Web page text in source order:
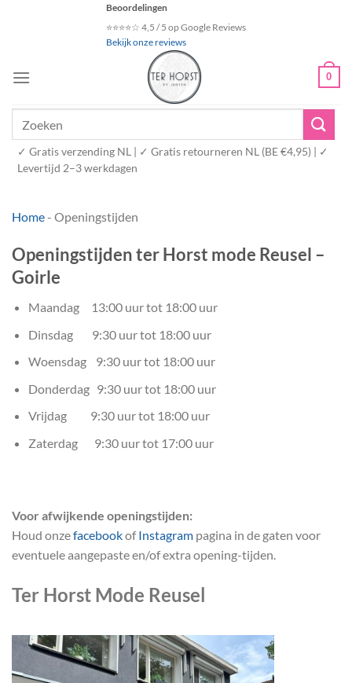
Beoordelingen
⭐⭐⭐⭐☆ 4,5 / 5 op Google Reviews
Bekijk onze reviews
0
✓ Gratis verzending NL | ✓ Gratis retourneren NL (BE €4,95) | ✓
Levertijd 2–3 werkdagen
Home- Openingstijden
Openingstijden ter Horst mode Reusel –
Goirle
Maandag 13:00 uur tot 18:00 uur
Dinsdag 9:30 uur tot 18:00 uur
Woensdag 9:30 uur tot 18:00 uur
Donderdag 9:30 uur tot 18:00 uur
Vrijdag 9:30 uur tot 18:00 uur
Zaterdag 9:30 uur tot 17:00 uur
Voor afwijkende openingstijden:
Houd onzefacebookofInstagram pagina in de gaten voor
eventuele aangepaste en/of extra opening-tijden.
Ter Horst Mode Reusel